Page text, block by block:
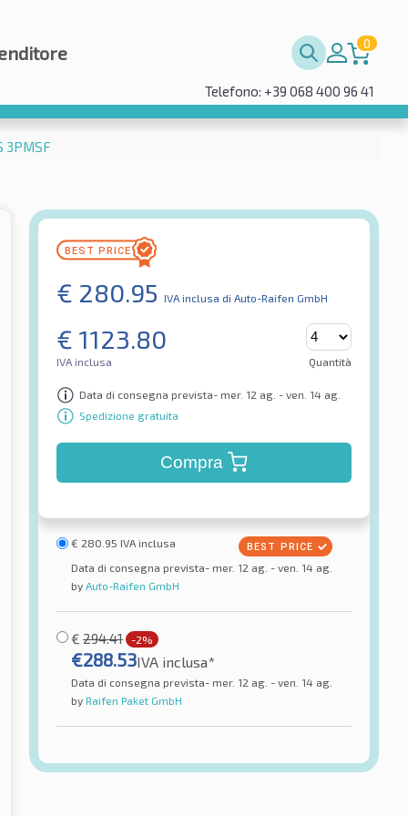
0
Telefono: +39 068 400 96 41
3PMSF
€ 280.95 IVA inclusa di Auto-Raifen GmbH
€ 1123.80
IVA inclusa Quantità
Data di consegna prevista- mer. 12 ag. - ven. 14 ag.
Spedizione gratuita
Compra
€ 280.95 IVA inclusa
Data di consegna prevista- mer. 12 ag. - ven. 14 ag.
by Auto-Raifen GmbH
€ 294.41 -2%
€288.53IVA inclusa*
Data di consegna prevista- mer. 12 ag. - ven. 14 ag.
by Raifen Paket GmbH